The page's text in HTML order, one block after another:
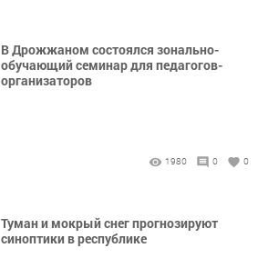
В Дрожжаном состоялся зонально-
обучающий семинар для педагогов-
организаторов
1980 0 0
Туман и мокрый снег прогнозируют
синоптики в республике